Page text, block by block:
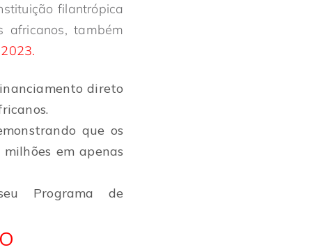
filantrópica
africanos, também
direto
que os
em apenas
Programa de